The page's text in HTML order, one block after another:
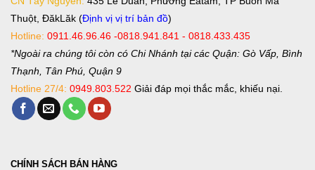
Thuột, ĐăkLăk (Định vị vị trí bản đồ)
Hotline: 0911.46.96.46 -0818.941.841 - 0818.433.435
*Ngoài ra chúng tôi còn có Chi Nhánh tại các Quận: Gò Vấp, Bình
Thạnh, Tân Phú, Quận 9
Hotline 27/4: 0949.803.522 Giải đáp mọi thắc mắc, khiếu nại.
CHÍNH SÁCH BÁN HÀNG